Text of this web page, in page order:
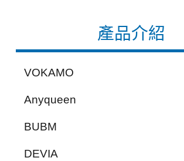
產品介紹
VOKAMO
Anyqueen
BUBM
DEVIA